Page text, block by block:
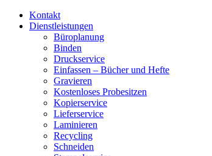
Kontakt
Dienstleistungen
Büroplanung
Binden
Druckservice
Einfassen – Bücher und Hefte
Gravieren
Kostenloses Probesitzen
Kopierservice
Lieferservice
Laminieren
Recycling
Schneiden